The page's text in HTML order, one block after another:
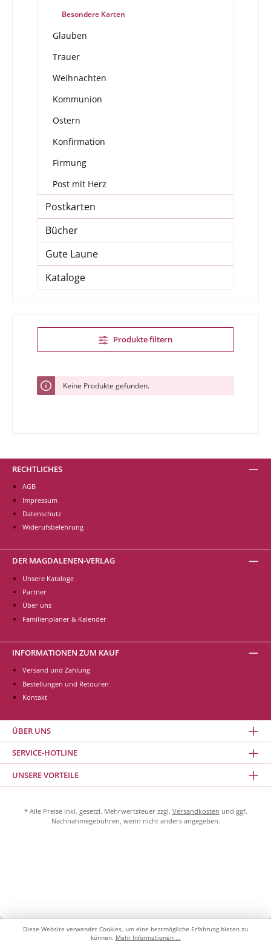
Besondere Karten
Glauben
Trauer
Weihnachten
Kommunion
Ostern
Konfirmation
Firmung
Post mit Herz
Postkarten
Bücher
Gute Laune
Kataloge
Produkte filtern
Keine Produkte gefunden.
RECHTLICHES
AGB
Impressum
Datenschutz
Widerufsbelehrung
DER MAGDALENEN-VERLAG
Unsere Kataloge
Partner
Über uns
Familienplaner & Kalender
INFORMATIONEN ZUM KAUF
Versand und Zahlung
Bestellungen und Retouren
Kontakt
ÜBER UNS
SERVICE-HOTLINE
UNSERE VORTEILE
* Alle Preise inkl. gesetzl. Mehrwertsteuer zzgl. Versandkosten und ggf.
Nachnahmegebühren, wenn nicht anders angegeben.
Diese Website verwendet Cookies, um eine bestmögliche Erfahrung bieten zu
können. Mehr Informationen ...